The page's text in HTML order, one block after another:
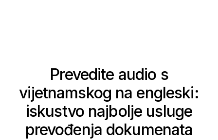
Prevedite audio s
vijetnamskog na engleski:
iskustvo najbolje usluge
prevođenja dokumenata